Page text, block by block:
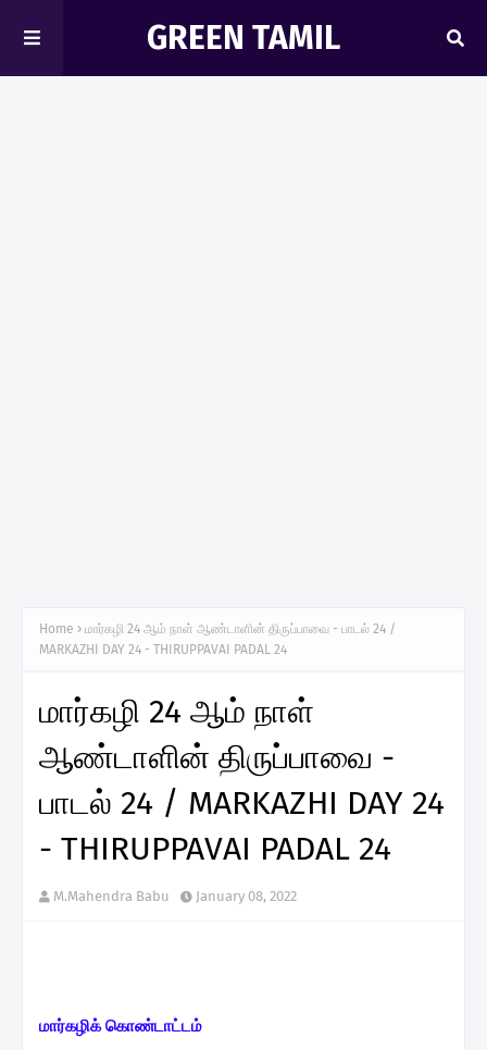
GREEN TAMIL
Home
மார்கழி 24 ஆம் நாள் ஆண்டாளின் திருப்பாவை - பாடல் 24 /
MARKAZHI DAY 24 - THIRUPPAVAI PADAL 24
மார்கழி 24 ஆம் நாள்
ஆண்டாளின் திருப்பாவை -
பாடல் 24 / MARKAZHI DAY 24
- THIRUPPAVAI PADAL 24
M.Mahendra Babu January 08, 2022
மார்கழிக் கொண்டாட்டம்